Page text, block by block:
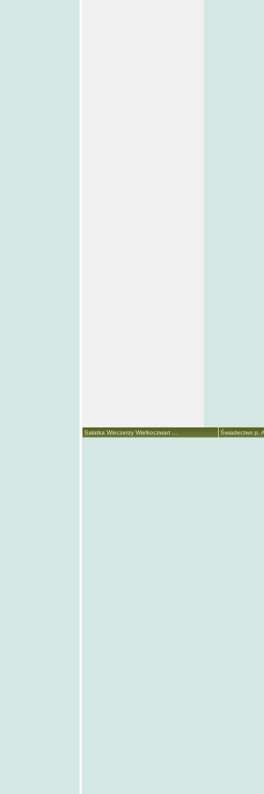
Sałatka Wieczerzy Wielkoczwart ... Świadectwo p.